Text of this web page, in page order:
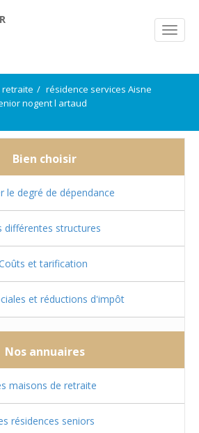
résidence services Aisne
nogent l artaud
Bien choisir
le degré de dépendance
différentes structures
et tarification
et réductions d'impôt
Nos annuaires
maisons de retraite
résidences seniors